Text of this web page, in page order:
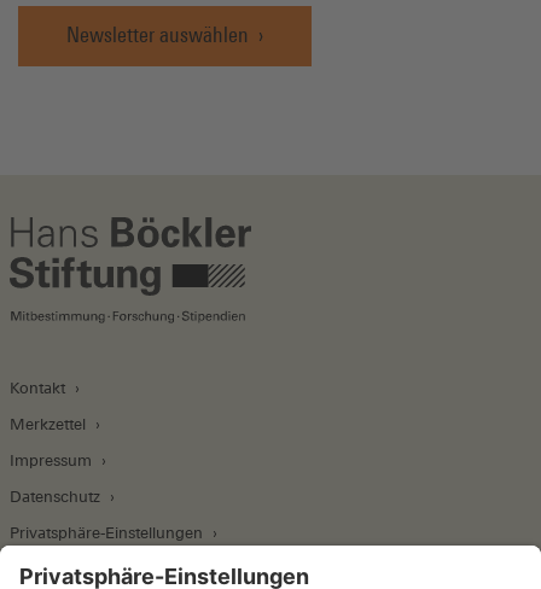
Newsletter auswählen
Kontakt
Merkzettel
Impressum
Datenschutz
Privatsphäre-Einstellungen